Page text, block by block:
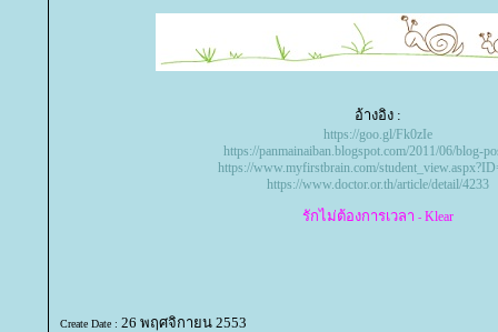
อ้างอิง :
https://goo.gl/Fk0zIe
https://panmainaiban.blogspot.com/2011/06/blog-
https://www.myfirstbrain.com/
https://www.doctor.or.th/article/detail/4233
รักไม่ต้องการเวลา - Klear
Create Date : 26 พฤศจิกายน 2553